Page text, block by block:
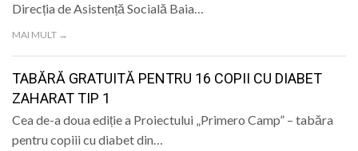
Direcția de Asistență Socială Baia…
MAI MULT →
TABĂRĂ GRATUITĂ PENTRU 16 COPII CU DIABET
ZAHARAT TIP 1
Cea de-a doua ediție a Proiectului „Primero Camp” – tabăra
pentru copiii cu diabet din…